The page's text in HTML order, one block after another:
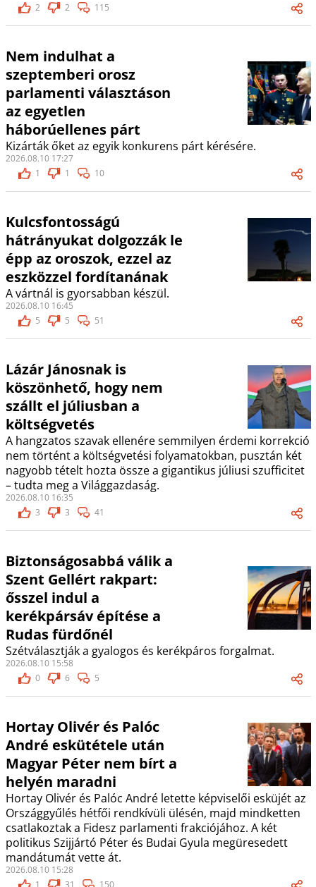
2
2 115
Nem indulhat a
szeptemberi orosz
parlamenti választáson
az egyetlen
háborúellenes párt
Kizárták őket az egyik konkurens párt kérésére.
2026.08.10 17:27
1
1 10
Kulcsfontosságú
hátrányukat dolgozzák le
épp az oroszok, ezzel az
eszközzel fordítanának
A vártnál is gyorsabban készül.
2026.08.10 16:45
5
5 51
Lázár Jánosnak is
köszönhető, hogy nem
szállt el júliusban a
költségvetés
A hangzatos szavak ellenére semmilyen érdemi korrekció
nem történt a költségvetési folyamatokban, pusztán két
nagyobb tételt hozta össze a gigantikus júliusi szufficitet
– tudta meg a Világgazdaság.
2026.08.10 16:35
3
3 41
Biztonságosabbá válik a
Szent Gellért rakpart:
ősszel indul a
kerékpársáv építése a
Rudas fürdőnél
Szétválasztják a gyalogos és kerékpáros forgalmat.
2026.08.10 15:58
0
6 5
Hortay Olivér és Palóc
André eskütétele után
Magyar Péter nem bírt a
helyén maradni
Hortay Olivér és Palóc André letette képviselői esküjét az
Országgyűlés hétfői rendkívüli ülésén, majd mindketten
csatlakoztak a Fidesz parlamenti frakciójához. A két
politikus Szijjártó Péter és Budai Gyula megüresedett
mandátumát vette át.
2026.08.10 15:28
1
31 150